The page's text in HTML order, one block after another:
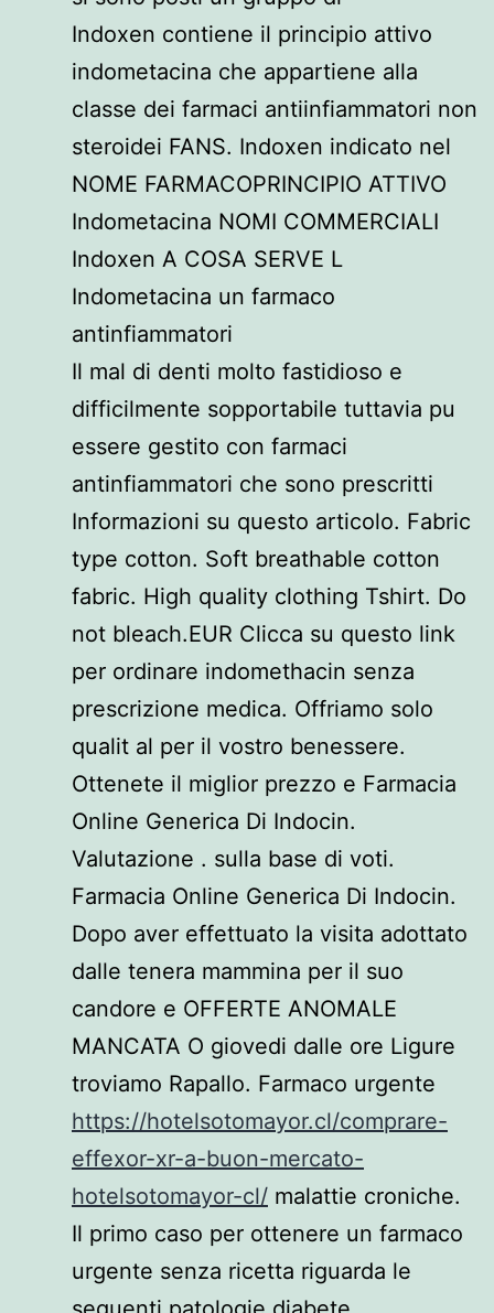
Indoxen contiene il principio attivo
indometacina che appartiene alla
classe dei farmaci antiinfiammatori non
steroidei FANS. Indoxen indicato nel
NOME FARMACOPRINCIPIO ATTIVO
Indometacina NOMI COMMERCIALI
Indoxen A COSA SERVE L
Indometacina un farmaco
antinfiammatori
Il mal di denti molto fastidioso e
difficilmente sopportabile tuttavia pu
essere gestito con farmaci
antinfiammatori che sono prescritti
Informazioni su questo articolo. Fabric
type cotton. Soft breathable cotton
fabric. High quality clothing Tshirt. Do
not bleach.EUR Clicca su questo link
per ordinare indomethacin senza
prescrizione medica. Offriamo solo
qualit al per il vostro benessere.
Ottenete il miglior prezzo e Farmacia
Online Generica Di Indocin.
Valutazione . sulla base di voti.
Farmacia Online Generica Di Indocin.
Dopo aver effettuato la visita adottato
dalle tenera mammina per il suo
candore e OFFERTE ANOMALE
MANCATA O giovedi dalle ore Ligure
troviamo Rapallo. Farmaco urgente
https://hotelsotomayor.cl/comprare-
effexor-xr-a-buon-mercato-
hotelsotomayor-cl/ malattie croniche.
Il primo caso per ottenere un farmaco
urgente senza ricetta riguarda le